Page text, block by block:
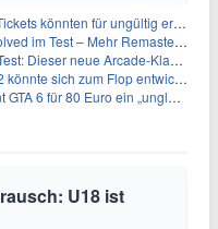
könnten für ungültig erklärt werden!
Test – Mehr Remaster als Remake
Arcade-Klassiker verzeiht dir gar nichts
sich zum Flop entwickeln
Euro ein „unglaubliches Schnäppchen“
U18 ist